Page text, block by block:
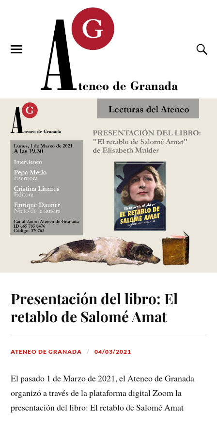
Presentación del libro: El
retablo de Salomé Amat
ATENEO DE GRANADA 04/03/2021
El pasado 1 de Marzo de 2021, el Ateneo de Granada
organizó a través de la plataforma digital Zoom la
presentación del libro: El retablo de Salomé Amat